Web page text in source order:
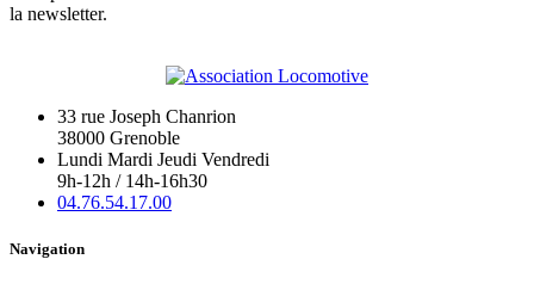
la newsletter.
33 rue Joseph Chanrion
38000 Grenoble
Lundi Mardi Jeudi Vendredi
9h-12h / 14h-16h30
04.76.54.17.00
Navigation